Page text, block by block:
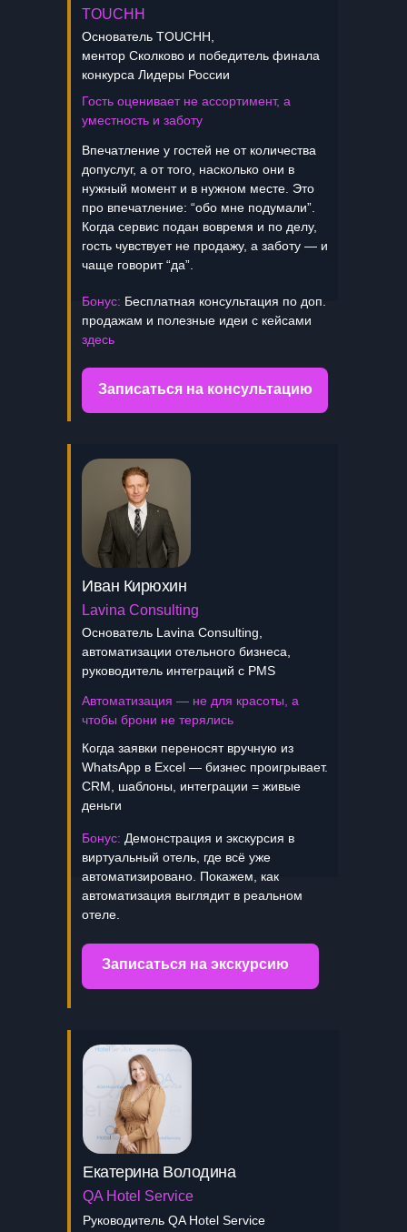
TOUCHH
Иван Кирюхин
Lavina Consulting
Екатерина Володина
QA Hotel Service
Бонус: Бесплатная консультация по доп.
продажам и полезные идеи с кейсами
здесь
Впечатление у гостей не от количества
допуслуг, а от того, насколько они в
нужный момент и в нужном месте. Это
про впечатление: “обо мне подумали”.
Когда сервис подан вовремя и по делу,
гость чувствует не продажу, а заботу — и
чаще говорит “да”.
Когда заявки переносят вручную из
WhatsApp в Excel — бизнес проигрывает.
CRM, шаблоны, интеграции = живые
деньги
Основатель Lavina Consulting,
автоматизации отельного бизнеса,
руководитель интеграций с PMS
Основатель TOUCHH,
ментор Сколково и победитель финала
конкурса Лидеры России
Руководитель QA Hotel Service
Гость оценивает не ассортимент, а
уместность и заботу
Автоматизация — не для красоты, а
чтобы брони не терялись
Записаться на консультацию
Записаться на экскурсию
Бонус: Демонстрация и экскурсия в
виртуальный отель, где всё уже
автоматизировано. Покажем, как
автоматизация выглядит в реальном
отеле.